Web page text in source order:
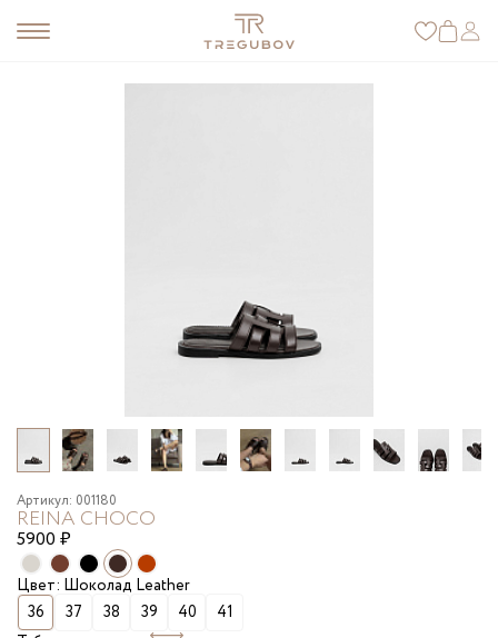
Артикул: 001180
REINA CHOCO
5900 ₽
Цвет: Шоколад Leather
36
37 38 39 40
41